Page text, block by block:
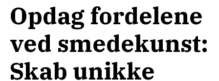
Opdag fordelene
ved smedekunst:
Skab unikke